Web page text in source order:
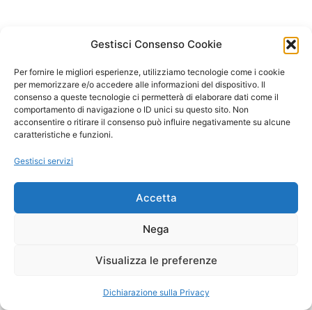
Gestisci Consenso Cookie
Per fornire le migliori esperienze, utilizziamo tecnologie come i cookie
per memorizzare e/o accedere alle informazioni del dispositivo. Il
consenso a queste tecnologie ci permetterà di elaborare dati come il
comportamento di navigazione o ID unici su questo sito. Non
acconsentire o ritirare il consenso può influire negativamente su alcune
caratteristiche e funzioni.
Gestisci servizi
Accetta
Nega
Visualizza le preferenze
Dichiarazione sulla Privacy